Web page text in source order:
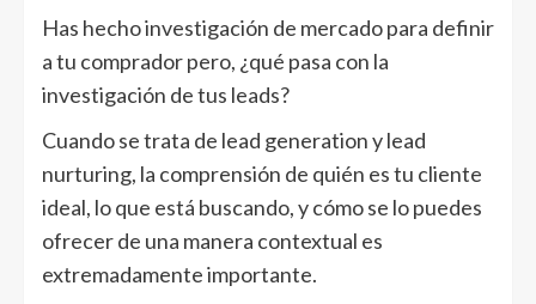
Has hecho investigación de mercado para definir
a tu comprador pero, ¿qué pasa con la
investigación de tus leads?
Cuando se trata de lead generation y lead
nurturing, la comprensión de quién es tu cliente
ideal, lo que está buscando, y cómo se lo puedes
ofrecer de una manera contextual es
extremadamente importante.